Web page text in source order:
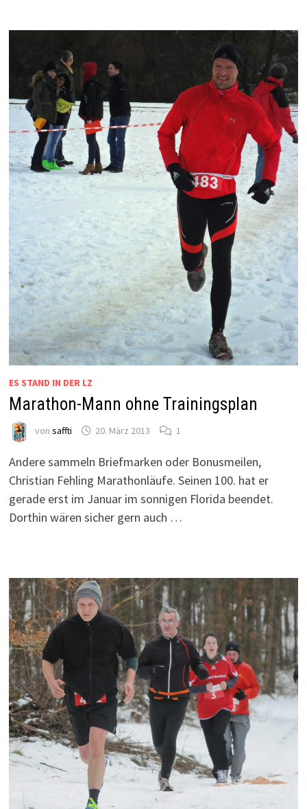
ES STAND IN DER LZ
Marathon-Mann ohne Trainingsplan
von saffti 20. März 2013 1
Andere sammeln Briefmarken oder Bonusmeilen,
Christian Fehling Marathonläufe. Seinen 100. hat er
gerade erst im Januar im sonnigen Florida beendet.
Dorthin wären sicher gern auch …